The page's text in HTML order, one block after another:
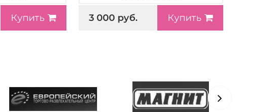
Купить 3 000 руб. Купить